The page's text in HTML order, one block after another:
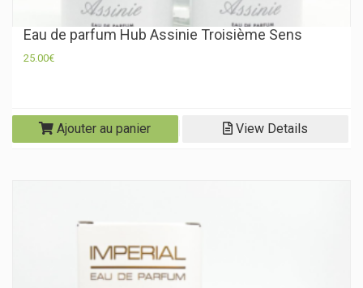
Eau de parfum Hub Assinie Troisième Sens
25.00€
Ajouter au panier View Details